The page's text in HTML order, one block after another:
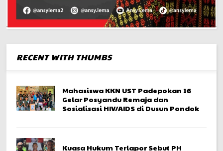
RECENT WITH THUMBS
Mahasiswa KKN UST Padepokan 16
Gelar Posyandu Remaja dan
Sosialisasi HIV/AIDS di Dusun Pondok
Kuasa Hukum Terlapor Sebut PH